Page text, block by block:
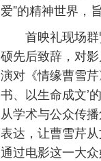
爱”的精神世界，
首映礼现场
硕先后致辞，对
演对《情缘曹雪
书、以生命成文’
从学术与公众传
表达，让曹雪芹
通过电影这一大